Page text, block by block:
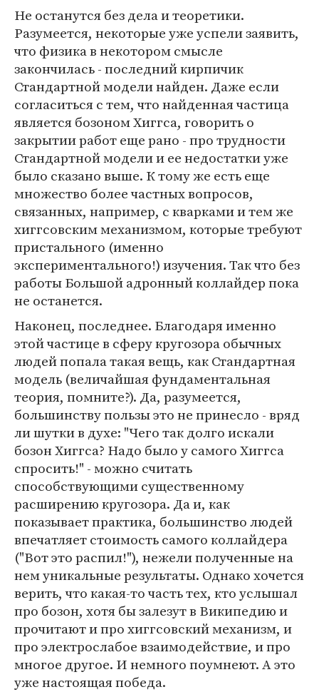
Не останутся без дела и теоретики.
Разумеется, некоторые уже успели заявить,
что физика в некотором смысле
закончилась - последний кирпичик
Стандартной модели найден. Даже если
согласиться с тем, что найденная частица
является бозоном Хиггса, говорить о
закрытии работ еще рано - про трудности
Стандартной модели и ее недостатки уже
было сказано выше. К тому же есть еще
множество более частных вопросов,
связанных, например, с кварками и тем же
хиггсовским механизмом, которые требуют
пристального (именно
экспериментального!) изучения. Так что без
работы Большой адронный коллайдер пока
не останется.
Наконец, последнее. Благодаря именно
этой частице в сферу кругозора обычных
людей попала такая вещь, как Стандартная
модель (величайшая фундаментальная
теория, помните?). Да, разумеется,
большинству пользы это не принесло - вряд
ли шутки в духе: "Чего так долго искали
бозон Хиггса? Надо было у самого Хиггса
спросить!" - можно считать
способствующими существенному
расширению кругозора. Да и, как
показывает практика, большинство людей
впечатляет стоимость самого коллайдера
("Вот это распил!"), нежели полученные на
нем уникальные результаты. Однако хочется
верить, что какая-то часть тех, кто услышал
про бозон, хотя бы залезут в Википедию и
прочитают и про хиггсовский механизм, и
про электрослабое взаимодействие, и про
многое другое. И немного поумнеют. А это
уже настоящая победа.